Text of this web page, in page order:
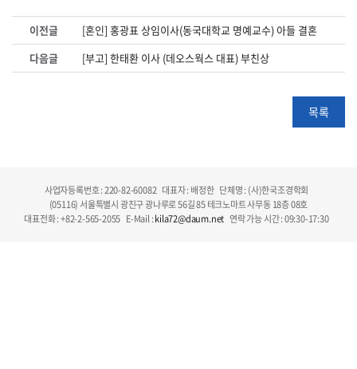
이전글
[혼인] 홍광표 상임이사(동국대학교 명예교수) 아들 결혼
다음글
[부고] 한태환 이사 (데오스웍스 대표) 부친상
목록
사업자등록번호 : 220-82-60082 대표자 : 배정한 단체명 : (사)한국조경학회
(05116) 서울특별시 광진구 광나루로 56길 85 테크노마트 사무동 18층 08호
대표전화 : +82-2-565-2055 E-Mail :kila72@daum.net 연락 가능 시간 : 09:30-17:30